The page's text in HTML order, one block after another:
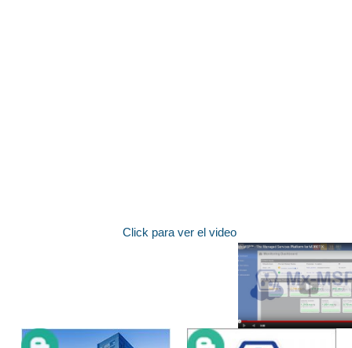
Click para ver el video